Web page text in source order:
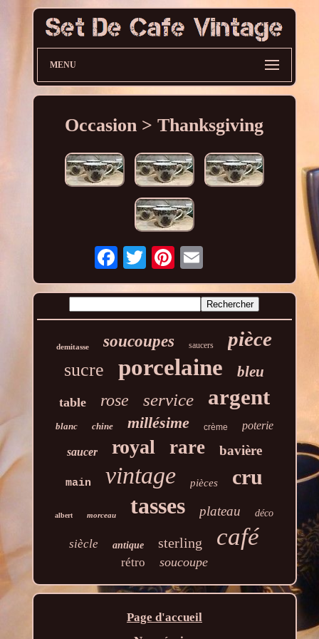
MENU
Occasion > Thanksgiving
demitasse soucoupes saucers pièce
sucre porcelaine bleu
table rose service argent
blanc chine millésime crème poterie
saucer royal rare bavière
main vintage pièces cru
albert morceau tasses plateau déco
siècle antique sterling café
rétro soucoupe
Page d'accueil